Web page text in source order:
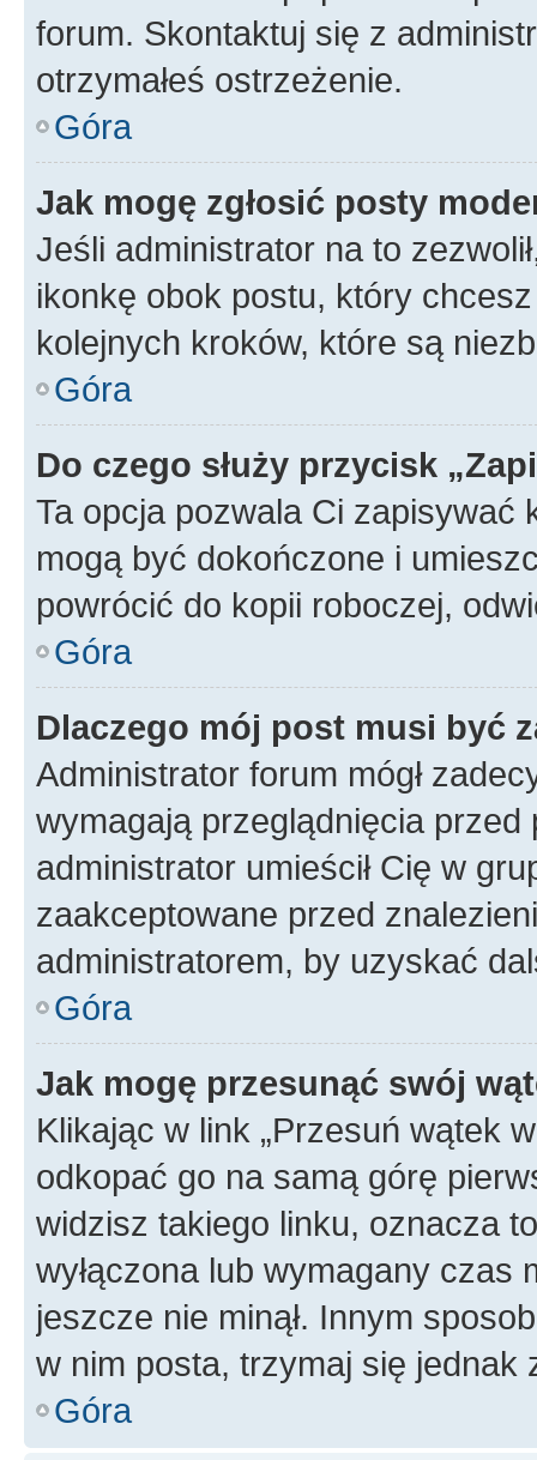
forum. Skontaktuj się z
otrzymałeś ostrzeżenie.
Góra
Jak mogę zgłosić posty
Jeśli administrator na to
ikonkę obok postu, który
kolejnych kroków, które są
Góra
Do czego służy przycisk
Ta opcja pozwala Ci zapisywać
mogą być dokończone i
powrócić do kopii roboczej,
Góra
Dlaczego mój post musi być
Administrator forum mógł
wymagają przeglądnięcia
administrator umieścił Cię w
zaakceptowane przed
administratorem, by uzyskać
Góra
Jak mogę przesunąć swój
Klikając w link „Przesuń wątek
odkopać go na samą górę
widzisz takiego linku, oznacza
wyłączona lub wymagany czas
jeszcze nie minął. Innym
w nim posta, trzymaj się jednak
Góra